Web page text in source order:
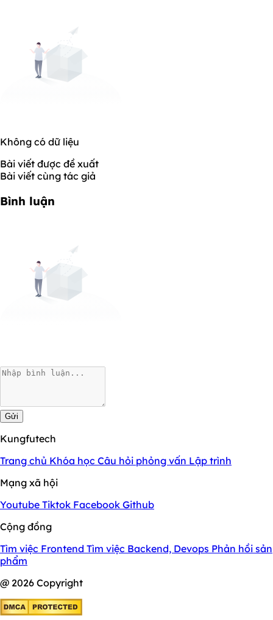
Không có dữ liệu
Bài viết được đề xuất
Bài viết cùng tác giả
Bình luận
Gửi
Kungfutech
Trang chủ Khóa học Câu hỏi phỏng vấn Lập trình
Mạng xã hội
Youtube Tiktok Facebook Github
Cộng đồng
Tìm việc Frontend Tìm việc Backend, Devops Phản hồi sản
phẩm
@ 2026 Copyright